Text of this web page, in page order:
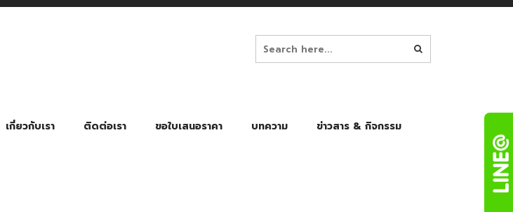
เกี่ยวกับเรา ติดต่อเรา ขอใบเสนอราคา บทความ ข่าวสาร & กิจกรรม